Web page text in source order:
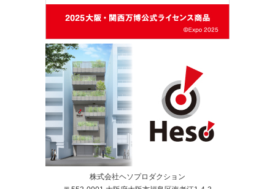
株式会社ヘソプロダクション